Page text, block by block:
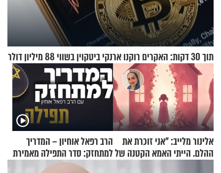
תוך 30 דקות: האקרים רוקנו ארנקי ביטקוין בשווי 88 מיליון דולר
אלינור מלייב: "אני זוכרת את
ההלם. הייתי האמא הקטנה של
הרב רפאל אוחיון – המדריך
למתחזק: סדר התפילה מאמירת
הקורבנות ועד קריאת שמע